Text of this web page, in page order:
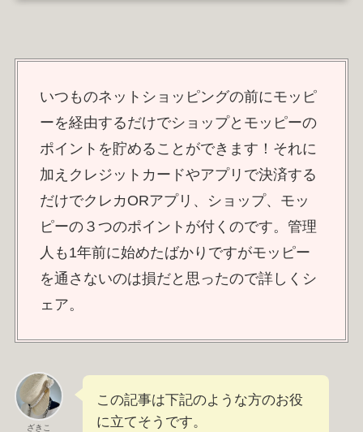
いつものネットショッピングの前にモッピ
ーを経由するだけでショップとモッピーの
ポイントを貯めることができます！それに
加えクレジットカードやアプリで決済する
だけでクレカORアプリ、ショップ、モッ
ピーの３つのポイントが付くのです。管理
人も1年前に始めたばかりですがモッピー
を通さないのは損だと思ったので詳しくシ
ェア。
ざきこ
この記事は下記のような方のお役
に立てそうです。